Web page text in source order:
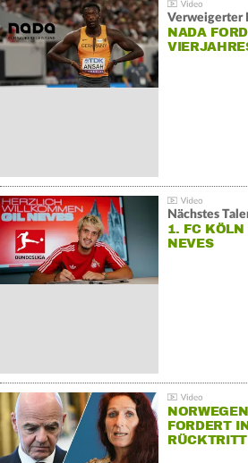
Verweigerter
NADA
Nächstes
1. FC KÖLN
NEVES
FORDERT
RÜCKTRITT